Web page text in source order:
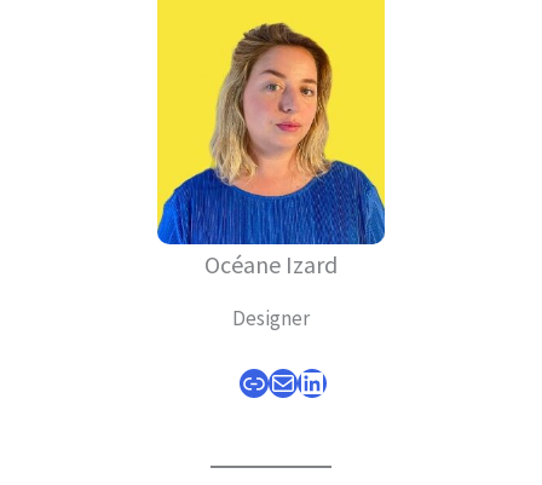
Océane Izard
Designer
Link E-Mail LinkedIn